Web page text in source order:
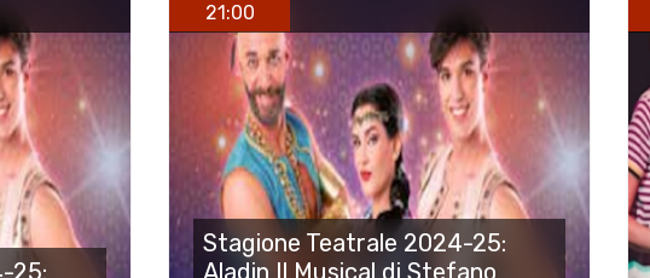
21:00
Stagione Teatrale 2024-25: